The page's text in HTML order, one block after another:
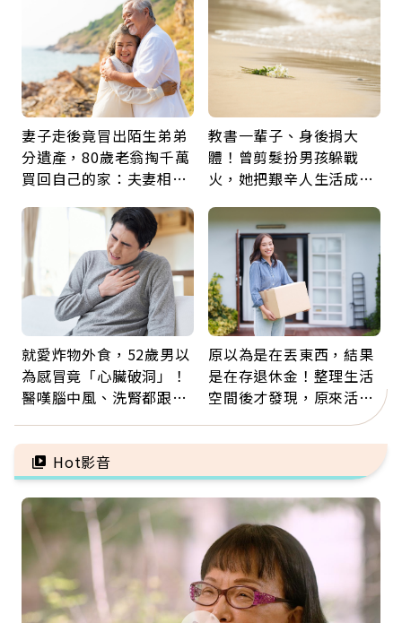
妻子走後竟冒出陌生弟弟
分遺產，80歲老翁掏千萬
買回自己的家：夫妻相守
教書一輩子、身後捐大
體！曾剪髮扮男孩躲戰
火，她把艱辛人生活成風
福
就愛炸物外食，52歲男以
為感冒竟「心臟破洞」！
醫嘆腦中風、洗腎都跟它
救
原以為是在丟東西，結果
是在存退休金！整理生活
空間後才發現，原來活得
Hot影音